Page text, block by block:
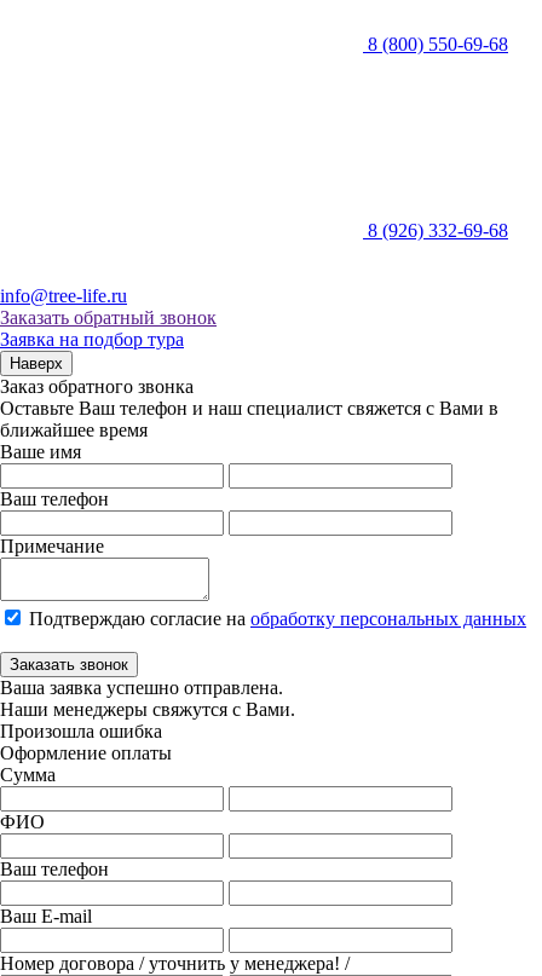
8 (800) 550-69-68
8 (926) 332-69-68
info@tree-life.ru
Заказать обратный звонок
Заявка на подбор тура
Наверх
Заказ обратного звонка
Оставьте Ваш телефон и наш специалист свяжется с Вами в
ближайшее время
Ваше имя
Ваш телефон
Примечание
Подтверждаю согласие на обработку персональных данных
Заказать звонок
Ваша заявка успешно отправлена.
Наши менеджеры свяжутся с Вами.
Произошла ошибка
Оформление оплаты
Сумма
ФИО
Ваш телефон
Ваш E-mail
Номер договора / уточнить у менеджера! /